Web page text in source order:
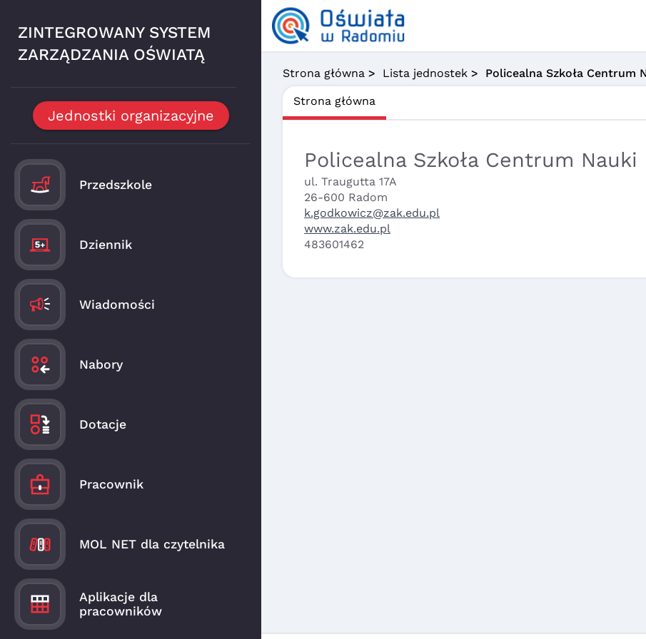
ZINTEGROWANY SYSTEM
ZARZĄDZANIA OŚWIATĄ
Jednostki organizacyjne
Przedszkole
Dziennik
Wiadomości
Nabory
Dotacje
Pracownik
MOL NET dla czytelnika
Aplikacje dla
pracowników
Strona główna > Lista jednostek > Policealna Szkoła Centrum
Strona główna
Policealna Szkoła Centrum
ul. Traugutta 17A
26-600 Radom
k.godkowicz@zak.edu.pl
www.zak.edu.pl
483601462